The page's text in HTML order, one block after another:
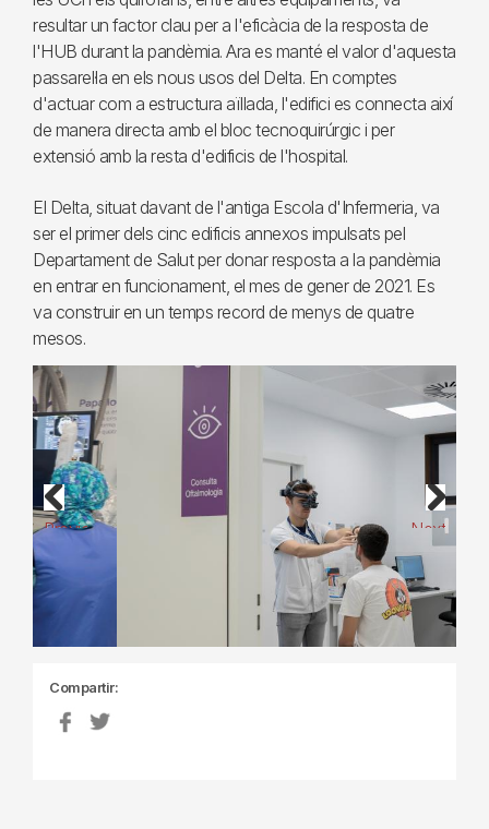
resultar un factor clau per a l'eficàcia de la resposta de
l'HUB durant la pandèmia. Ara es manté el valor d'aquesta
passarel·la en els nous usos del Delta. En comptes
d'actuar com a estructura aïllada, l'edifici es connecta així
de manera directa amb el bloc tecnoquirúrgic i per
extensió amb la resta d'edificis de l'hospital.
El Delta, situat davant de l'antiga Escola d'Infermeria, va
ser el primer dels cinc edificis annexos impulsats pel
Departament de Salut per donar resposta a la pandèmia
en entrar en funcionament, el mes de gener de 2021. Es
va construir en un temps record de menys de quatre
mesos.
Previous Next
Compartir: